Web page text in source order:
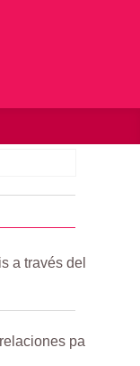
a través del
pa